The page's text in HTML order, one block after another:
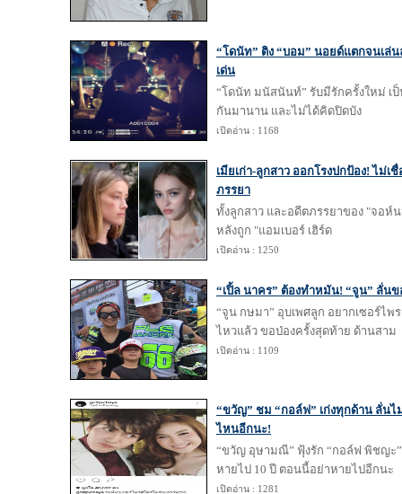
“โดนัท” ติง “บอม” นอยด์แตกจนเล่
เด่น
“โดนัท มนัสนันท์” รับมีรักครั้งใหม่ เ
กันมานาน และไม่ได้คิดปิดบัง
เปิดอ่าน : 1168
เมียเก่า-ลูกสาว ออกโรงปกป้อง! ไม่
ภรรยา
ทั้งลูกสาว และอดีตภรรยาของ "จอห์น
หลังถูก "แอมเบอร์ เฮิร์ด
เปิดอ่าน : 1250
“เปิ้ล นาคร” ต้องทำหมัน! “จูน” ลั่น
“จูน กษมา” อุบเพศลูก อยากเซอร์ไพ
ไหวแล้ว ขอป่องครั้งสุดท้าย ด้านสาม
เปิดอ่าน : 1109
“ขวัญ” ชม “กอล์ฟ” เก่งทุกด้าน ลั่น
ไหนอีกนะ!
“ขวัญ อุษามณี” ฟุ้งรัก “กอล์ฟ พิชญะ
หายไป 10 ปี ตอนนี้อย่าหายไปอีกนะ
เปิดอ่าน : 1281